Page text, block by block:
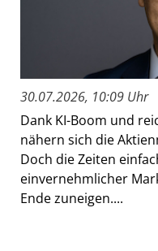
30.07.2026, 10:09 Uhr
Dank KI-Boom und
nähern sich die
Doch die Zeiten
einvernehmlicher
Ende zuneigen....